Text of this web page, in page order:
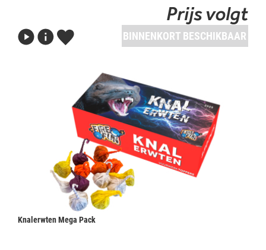
Prijs volgt
BINNENKORT BESCHIKBAAR
Knalerwten Mega Pack